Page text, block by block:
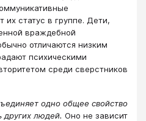
их статус в группе. Дети,
враждебной
отличаются низким
психическими
среди сверстников
одно общее свойство
других людей. Оно не зависит